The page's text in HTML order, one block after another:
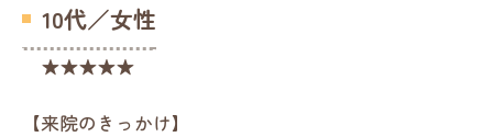
10代／女性
★★★★★
【来院のきっかけ】